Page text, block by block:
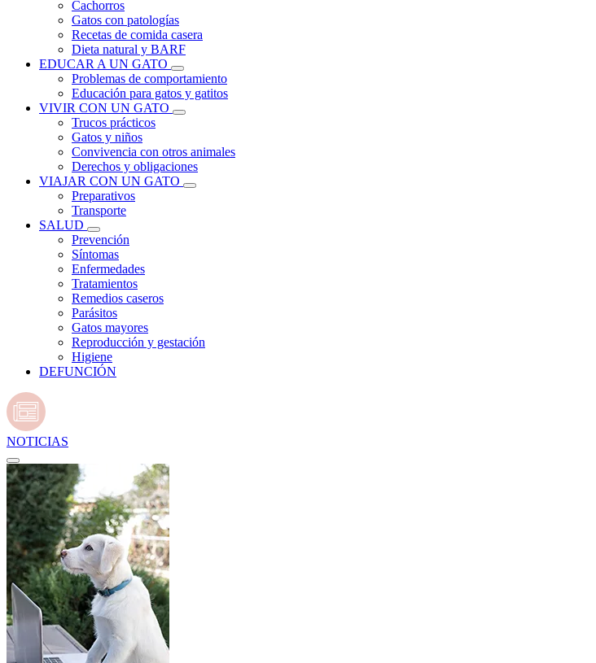
Cachorros
Gatos con patologías
Recetas de comida casera
Dieta natural y BARF
EDUCAR A UN GATO
Problemas de comportamiento
Educación para gatos y gatitos
VIVIR CON UN GATO
Trucos prácticos
Gatos y niños
Convivencia con otros animales
Derechos y obligaciones
VIAJAR CON UN GATO
Preparativos
Transporte
SALUD
Prevención
Síntomas
Enfermedades
Tratamientos
Remedios caseros
Parásitos
Gatos mayores
Reproducción y gestación
Higiene
DEFUNCIÓN
NOTICIAS